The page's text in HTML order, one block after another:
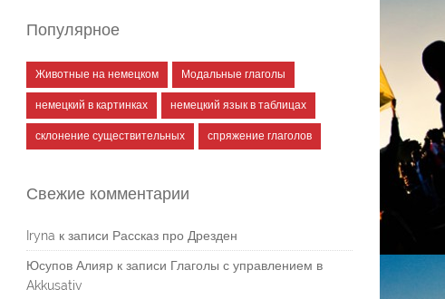
Популярное
Животные на немецком Модальные глаголы
немецкий в картинках немецкий язык в таблицах
склонение существительных спряжение глаголов
Свежие комментарии
Iryna к записи Рассказ про Дрезден
Юсупов Алияр к записи Глаголы с управлением в
Akkusativ